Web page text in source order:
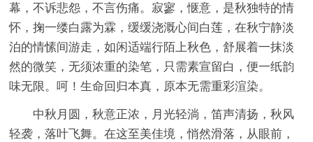
幕，不诉悲怨，不言伤痛。寂寥，惬意，是秋独特的情
怀，掬一缕白露为霖，缓缓浇溉心间白莲，在秋宁静淡
泊的情愫间游走，如闲适端行陌上秋色，舒展着一抹淡
然的微笑，无须浓重的染笔，只需素宣留白，便一纸韵
味无限。呵！生命回归本真，原本无需重彩渲染。
中秋月圆，秋意正浓，月光轻淌，笛声清扬，秋风
轻袭，落叶飞舞。在这至美佳境，悄然滑落，从眼前，